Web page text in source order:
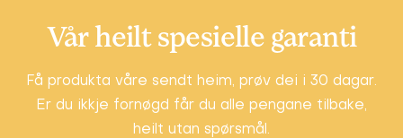
Vår heilt spesielle garanti
Få produkta våre sendt heim, prøv dei i 30 dagar.
Er du ikkje fornøgd får du alle pengane tilbake,
heilt utan spørsmål.